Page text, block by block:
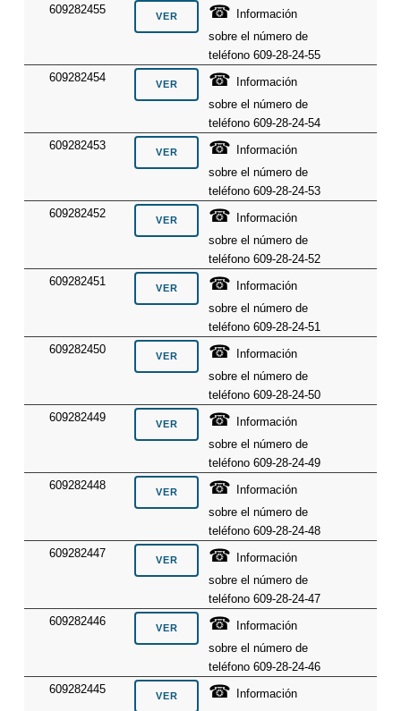
609282455
☎ Información
sobre el número de
teléfono 609-28-24-55
609282454
☎ Información
sobre el número de
teléfono 609-28-24-54
609282453
☎ Información
sobre el número de
teléfono 609-28-24-53
609282452
☎ Información
sobre el número de
teléfono 609-28-24-52
609282451
☎ Información
sobre el número de
teléfono 609-28-24-51
609282450
☎ Información
sobre el número de
teléfono 609-28-24-50
609282449
☎ Información
sobre el número de
teléfono 609-28-24-49
609282448
☎ Información
sobre el número de
teléfono 609-28-24-48
609282447
☎ Información
sobre el número de
teléfono 609-28-24-47
609282446
☎ Información
sobre el número de
teléfono 609-28-24-46
609282445
☎ Información